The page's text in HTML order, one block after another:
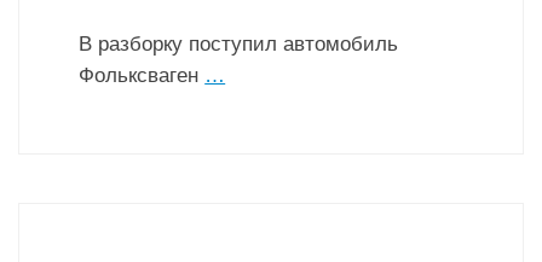
В разборку поступил автомобиль
Фольксваген …